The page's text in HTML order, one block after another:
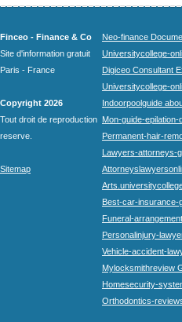
Finceo - Finance & Co
Site d'information gratuit
Paris - France
Copyright 2026
Tout droit de reproduction
reserve.
Sitemap
Neo-finance
Universitycollege-
Digiceo Consultant
Universitycollege-
Indoorpoolguide
Mon-guide-
Permanent-hair-
Lawyers-attorneys-
Best-car-insurance-
Funeral-
Personalinjury-
Vehicle-accident-
Mylocksmithreview
Homesecurity-
Orthodontics-